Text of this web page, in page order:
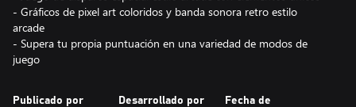
- Gráficos de pixel art coloridos y banda sonora retro estilo
arcade
- Supera tu propia puntuación en una variedad de modos de
juego
Publicado por Desarrollado por
Fecha de